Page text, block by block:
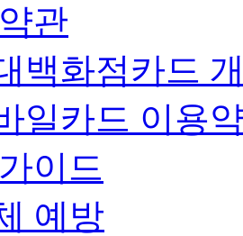
관
백화점카드
일카드 이용
이드
예방